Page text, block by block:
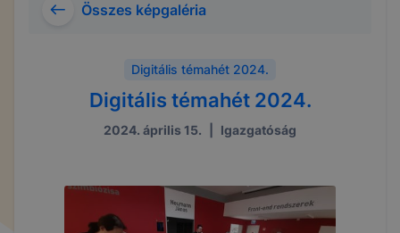
Összes képgaléria
Digitális témahét 2024.
Digitális témahét 2024.
2024. április 15. Igazgatóság